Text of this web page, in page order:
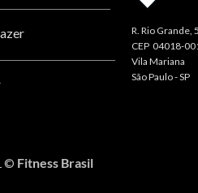
R. Rio Grande,
CEP 04018-
Vila Mariana
São Paulo - SP
© Fitness Brasil